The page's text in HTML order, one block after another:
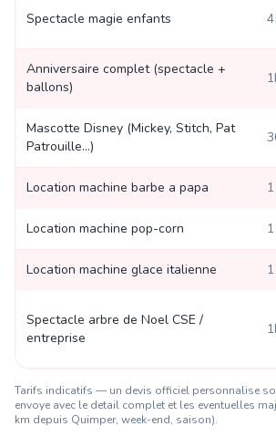
Spectacle magie enfants
Anniversaire complet (spectacle +
ballons)
Mascotte Disney (Mickey, Stitch, Pat
Patrouille...)
Location machine barbe a papa
Location machine pop-corn
Location machine glace italienne
Spectacle arbre de Noel CSE /
entreprise
Tarifs indicatifs — un devis officiel personnalise
envoye avec le detail complet et les eventuelles
km depuis Quimper, week-end, saison).